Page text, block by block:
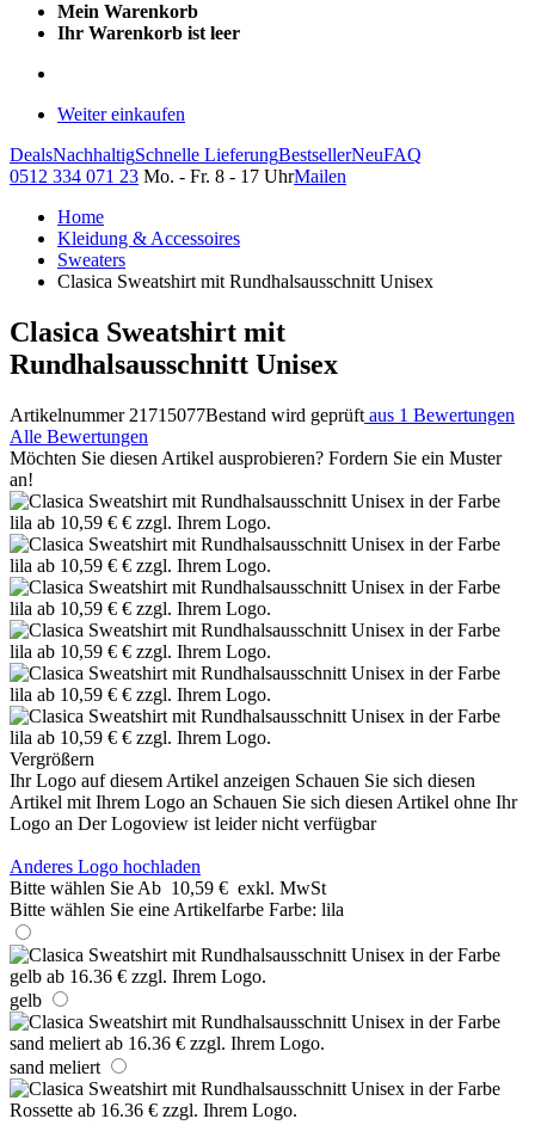
Mein Warenkorb
Ihr Warenkorb ist leer
Weiter einkaufen
DealsNachhaltigSchnelle LieferungBestsellerNeuFAQ
0512 334 071 23 Mo. - Fr. 8 - 17 UhrMailen
Home
Kleidung & Accessoires
Sweaters
Clasica Sweatshirt mit Rundhalsausschnitt Unisex
Clasica Sweatshirt mit
Rundhalsausschnitt Unisex
Artikelnummer 21715077Bestand wird geprüft aus 1 Bewertungen
Alle Bewertungen
Möchten Sie diesen Artikel ausprobieren? Fordern Sie ein Muster
an!
Vergrößern
Ihr Logo auf diesem Artikel anzeigen Schauen Sie sich diesen
Artikel mit Ihrem Logo an Schauen Sie sich diesen Artikel ohne Ihr
Logo an Der Logoview ist leider nicht verfügbar
Anderes Logo hochladen
Bitte wählen Sie Ab 10,59 € exkl. MwSt
Bitte wählen Sie eine Artikelfarbe Farbe: lila
gelb
sand meliert